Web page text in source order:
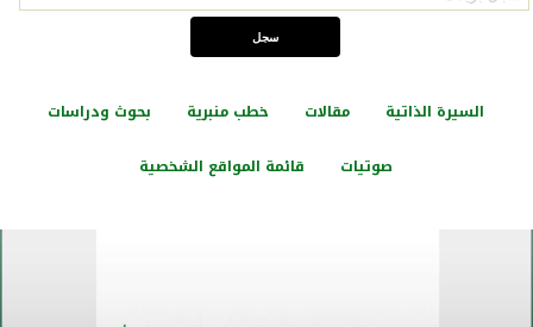
السيرة الذاتية مقالات خطب منبرية بحوث ودراسات
صوتيات قائمة المواقع الشخصية